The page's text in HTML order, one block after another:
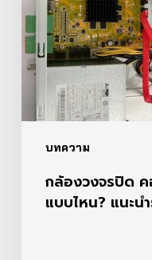
บทความ
โฮม
—
ติด
แบบ
แนะนำ
กล้องวงจรปิด
แบบไหน? แนะน